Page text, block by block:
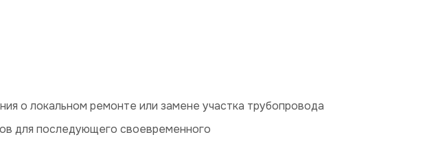
о локальном ремонте или замене участка трубопровода
для последующего своевременного